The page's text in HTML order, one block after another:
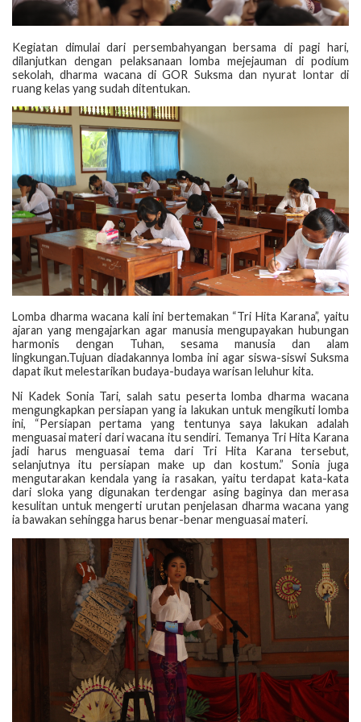
Kegiatan dimulai dari persembahyangan bersama di pagi hari,
dilanjutkan dengan pelaksanaan lomba mejejauman di podium
sekolah, dharma wacana di GOR Suksma dan nyurat lontar di
ruang kelas yang sudah ditentukan.
Lomba dharma wacana kali ini bertemakan “Tri Hita Karana”, yaitu
ajaran yang mengajarkan agar manusia mengupayakan hubungan
harmonis dengan Tuhan, sesama manusia dan alam
lingkungan.Tujuan diadakannya lomba ini agar siswa-siswi Suksma
dapat ikut melestarikan budaya-budaya warisan leluhur kita.
Ni Kadek Sonia Tari, salah satu peserta lomba dharma wacana
mengungkapkan persiapan yang ia lakukan untuk mengikuti lomba
ini, “Persiapan pertama yang tentunya saya lakukan adalah
menguasai materi dari wacana itu sendiri. Temanya Tri Hita Karana
jadi harus menguasai tema dari Tri Hita Karana tersebut,
selanjutnya itu persiapan make up dan kostum.” Sonia juga
mengutarakan kendala yang ia rasakan, yaitu terdapat kata-kata
dari sloka yang digunakan terdengar asing baginya dan merasa
kesulitan untuk mengerti urutan penjelasan dharma wacana yang
ia bawakan sehingga harus benar-benar menguasai materi.